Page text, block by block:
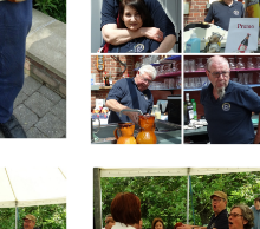
Branding
ARMCHAIR